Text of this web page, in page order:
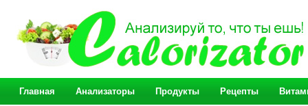
Главная Анализаторы Продукты Рецепты